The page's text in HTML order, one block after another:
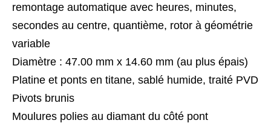
remontage automatique avec heures, minutes,
secondes au centre, quantième, rotor à géométrie
variable
Diamètre : 47.00 mm x 14.60 mm (au plus épais)
Platine et ponts en titane, sablé humide, traité PVD
Pivots brunis
Moulures polies au diamant du côté pont